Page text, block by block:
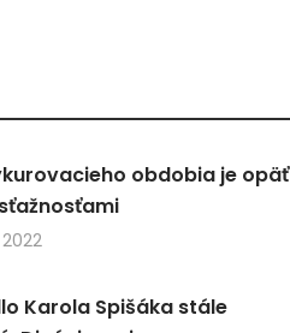
obdobia je opäť
Karola Spišáka stále